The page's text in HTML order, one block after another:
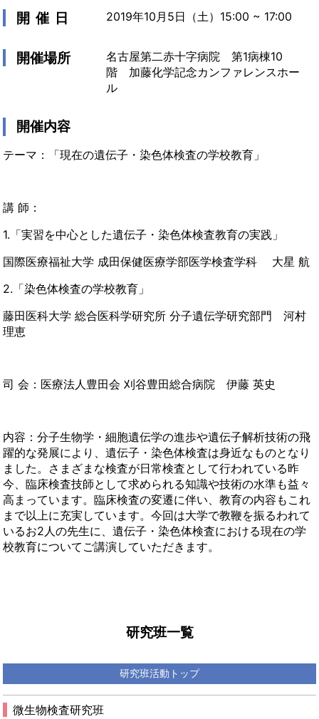
開 催 日 2019年10月5日（土）15:00 ~ 17:00
開催場所
名古屋第二赤十字病院 第1病棟10
階 加藤化学記念カンファレンスホー
ル
開催内容
テーマ：「現在の遺伝子・染色体検査の学校教育」
講 師：
1.「実習を中心とした遺伝子・染色体検査教育の実践」
国際医療福祉大学 成田保健医療学部医学検査学科 大星 航
2.「染色体検査の学校教育」
藤田医科大学 総合医科学研究所 分子遺伝学研究部門 河村
理恵
司 会：医療法人豊田会 刈谷豊田総合病院 伊藤 英史
内容：分子生物学・細胞遺伝学の進歩や遺伝子解析技術の飛
躍的な発展により、遺伝子・染色体検査は身近なものとなり
ました。さまざまな検査が日常検査として行われている昨
今、臨床検査技師として求められる知識や技術の水準も益々
高まっています。臨床検査の変遷に伴い、教育の内容もこれ
まで以上に充実しています。今回は大学で教鞭を振るわれて
いるお2人の先生に、遺伝子・染色体検査における現在の学
校教育についてご講演していただきます。
研究班一覧
研究班活動トップ
微生物検査研究班